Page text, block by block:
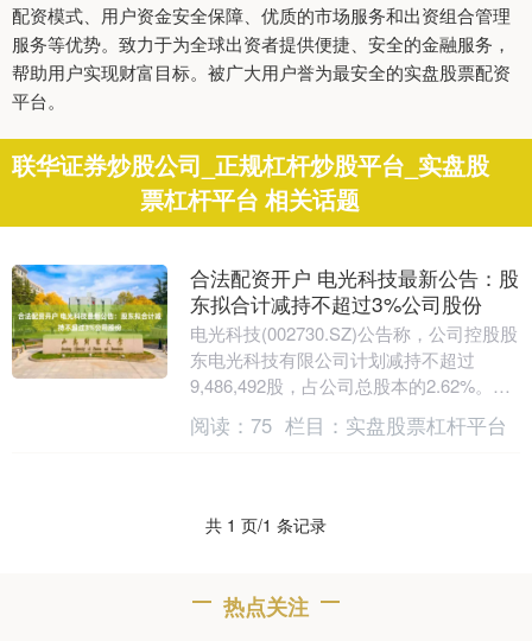
配资模式、用户资金安全保障、优质的市场服务和出资组合管理
服务等优势。致力于为全球出资者提供便捷、安全的金融服务，
帮助用户实现财富目标。被广大用户誉为最安全的实盘股票配资
平台。
联华证券炒股公司_正规杠杆炒股平台_实盘股
票杠杆平台 相关话题
合法配资开户 电光科技最新公告：股
东拟合计减持不超过3%公司股份
电光科技(002730.SZ)公告称，公司控股股
东电光科技有限公司计划减持不超过
9,486,492股，占公司总股本的2.62%。同
时，实际控制人之一致行动人石碎....
阅读： 75 栏目： 实盘股票杠杆平台
共 1 页/1 条记录
热点关注